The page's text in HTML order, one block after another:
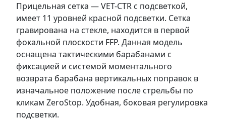
Прицельная сетка — VET-CTR с подсветкой,
имеет 11 уровней красной подсветки. Сетка
гравирована на стекле, находится в первой
фокальной плоскости FFP. Данная модель
оснащена тактическими барабанами с
фиксацией и системой моментального
возврата барабана вертикальных поправок в
изначальное положение после стрельбы по
кликам ZeroStop. Удобная, боковая регулировка
подсветки.